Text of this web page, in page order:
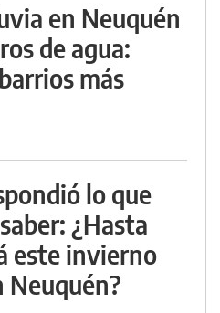
en Neuquén
de agua:
más
lo que
¿Hasta
este invierno